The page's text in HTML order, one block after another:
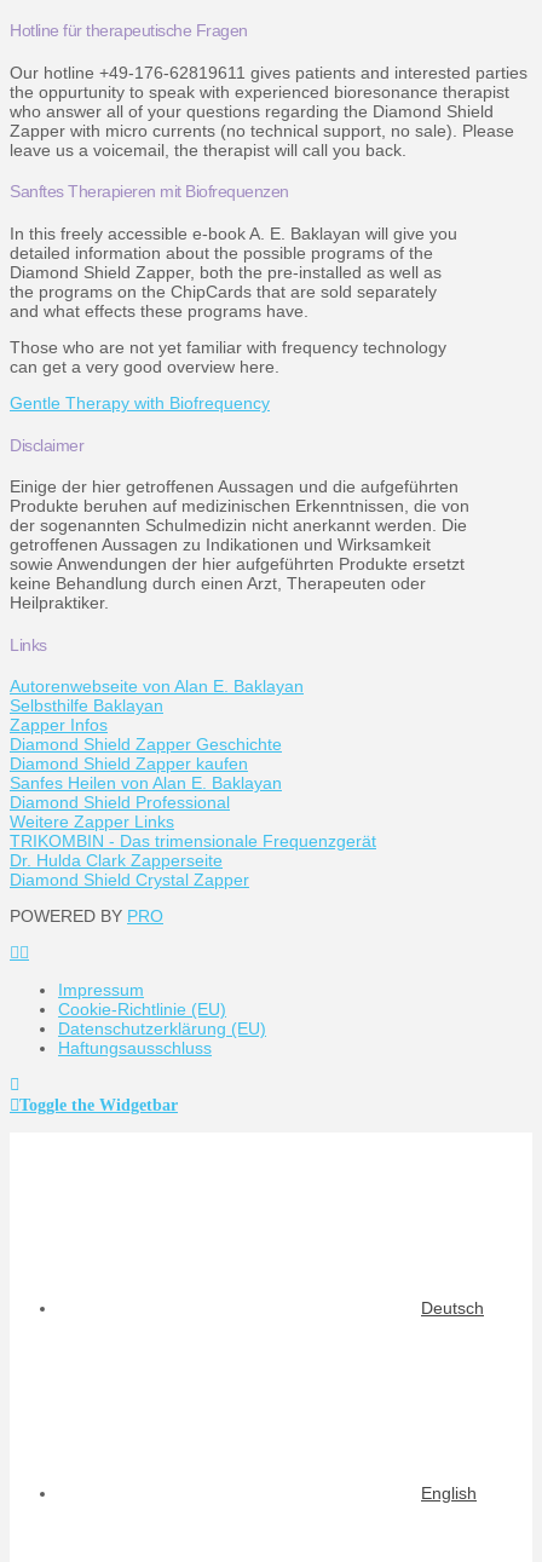
Hotline für therapeutische Fragen
Our hotline +49-176-62819611 gives patients and interested parties
the oppurtunity to speak with experienced bioresonance therapist
who answer all of your questions regarding the Diamond Shield
Zapper with micro currents (no technical support, no sale). Please
leave us a voicemail, the therapist will call you back.
Sanftes Therapieren mit Biofrequenzen
In this freely accessible e-book A. E. Baklayan will give you
detailed information about the possible programs of the
Diamond Shield Zapper, both the pre-installed as well as
the programs on the ChipCards that are sold separately
and what effects these programs have.
Those who are not yet familiar with frequency technology
can get a very good overview here.
Gentle Therapy with Biofrequency
Disclaimer
Einige der hier getroffenen Aussagen und die aufgeführten
Produkte beruhen auf medizinischen Erkenntnissen, die von
der sogenannten Schulmedizin nicht anerkannt werden. Die
getroffenen Aussagen zu Indikationen und Wirksamkeit
sowie Anwendungen der hier aufgeführten Produkte ersetzt
keine Behandlung durch einen Arzt, Therapeuten oder
Heilpraktiker.
Links
Autorenwebseite von Alan E. Baklayan
Selbsthilfe Baklayan
Zapper Infos
Diamond Shield Zapper Geschichte
Diamond Shield Zapper kaufen
Sanfes Heilen von Alan E. Baklayan
Diamond Shield Professional
Weitere Zapper Links
TRIKOMBIN - Das trimensionale Frequenzgerät
Dr. Hulda Clark Zapperseite
Diamond Shield Crystal Zapper
POWERED BY PRO
Impressum
Cookie-Richtlinie (EU)
Datenschutzerklärung (EU)
Haftungsausschluss
Toggle the Widgetbar
Deutsch
English